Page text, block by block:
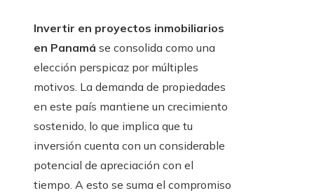
Invertir en proyectos inmobiliarios
en Panamá se consolida como una
elección perspicaz por múltiples
motivos. La demanda de propiedades
en este país mantiene un crecimiento
sostenido, lo que implica que tu
inversión cuenta con un considerable
potencial de apreciación con el
tiempo. A esto se suma el compromiso